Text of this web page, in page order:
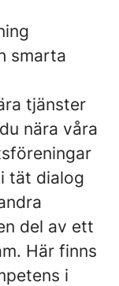
smarta
tjänster
nära våra
tät dialog
del av ett
Här finns
i